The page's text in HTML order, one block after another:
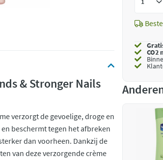
& Stronger Nails
verzorgt de gevoelige, droge en
beschermt tegen het afbreken
dan voorheen. Dankzij de
van deze verzorgende crème
CO2